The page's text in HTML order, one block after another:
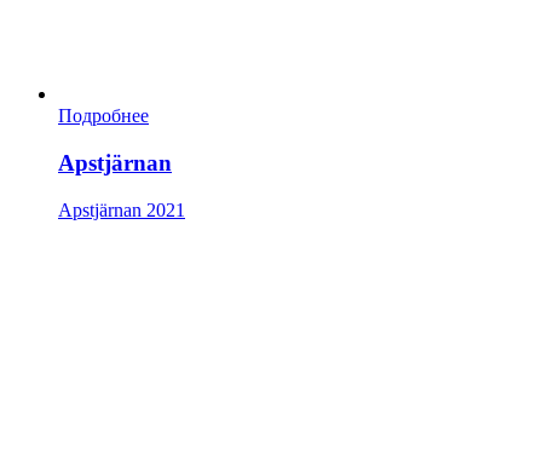
Подробнее
Apstjärnan
Apstjärnan 2021